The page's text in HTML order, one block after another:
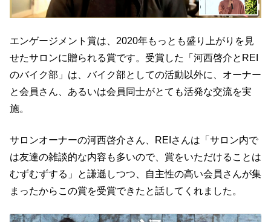
エンゲージメント賞は、2020年もっとも盛り上がりを見
せたサロンに贈られる賞です。受賞した「河西啓介とREI
のバイク部」は、バイク部としての活動以外に、オーナー
と会員さん、あるいは会員同士がとても活発な交流を実
施。
サロンオーナーの河西啓介さん、REIさんは「サロン内で
は友達の雑談的な内容も多いので、賞をいただけることは
むずむずする」と謙遜しつつ、自主性の高い会員さんが集
まったからこの賞を受賞できたと話してくれました。